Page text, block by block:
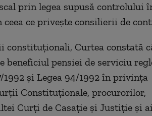
prin legea supusă controlului
ce priveşte consilierii de
constituţionali, Curtea constată
beneficiul pensiei de serviciu
1992 şi Legea 94/1992 în privinţa
Constituţionale, procurorilor,
Curţi de Casaţie şi Justiţie şi